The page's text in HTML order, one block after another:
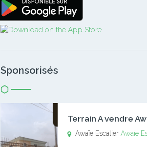
Sponsorisés
Awaïe EscalierAwaïe